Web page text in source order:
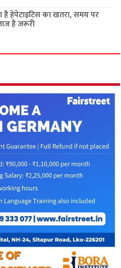
है हेपेटाइटिस का खतरा, समय पर
है जरूरी